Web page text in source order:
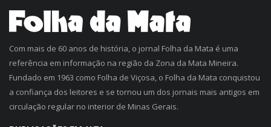
Com mais de 60 anos de história, o jornal Folha da Mata é uma
referência em informação na região da Zona da Mata Mineira.
Fundado em 1963 como Folha de Viçosa, o Folha da Mata conquistou
a confiança dos leitores e se tornou um dos jornais mais antigos em
circulação regular no interior de Minas Gerais.